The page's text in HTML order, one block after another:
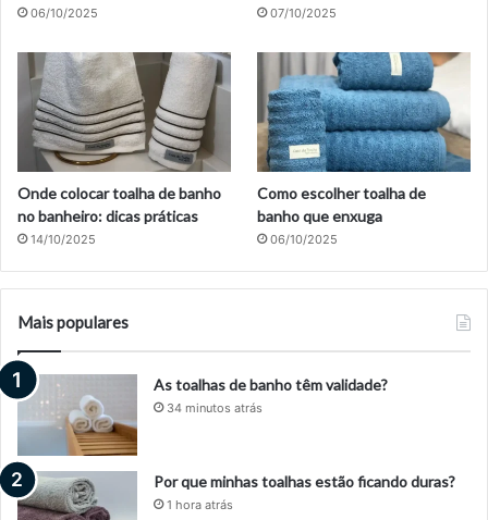
06/10/2025 07/10/2025
Onde colocar toalha de banho
no banheiro: dicas práticas
14/10/2025
Como escolher toalha de
banho que enxuga
06/10/2025
Mais populares
As toalhas de banho têm validade?
34 minutos atrás
Por que minhas toalhas estão ficando duras?
1 hora atrás